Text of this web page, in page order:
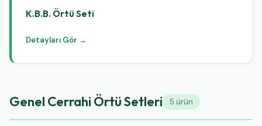
K.B.B. Örtü Seti
Detayları Gör →
Genel Cerrahi Örtü Setleri 5 ürün